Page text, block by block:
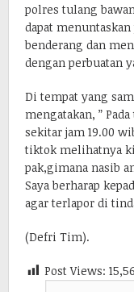
polres tulang
dapat
benderang dan
dengan perbuatan
Di tempat yang
mengatakan, ”
sekitar jam 19.00
tiktok melihatnya
pak,gimana nasib
Saya berharap
agar terlapor di
(Defri Tim).
Post Views: